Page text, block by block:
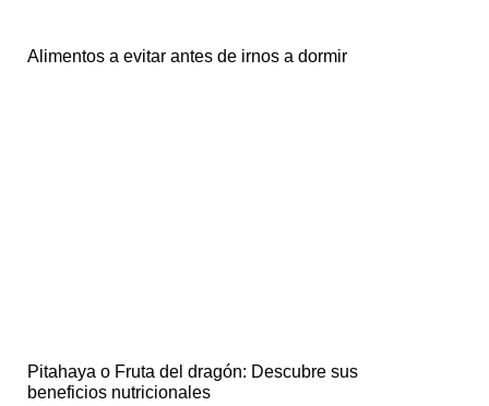
Alimentos a evitar antes de irnos a dormir
Pitahaya o Fruta del dragón: Descubre sus
beneficios nutricionales